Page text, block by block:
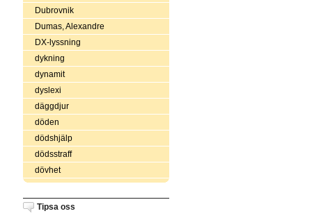
Dubrovnik
Dumas, Alexandre
DX-lyssning
dykning
dynamit
dyslexi
däggdjur
döden
dödshjälp
dödsstraff
dövhet
Tipsa oss